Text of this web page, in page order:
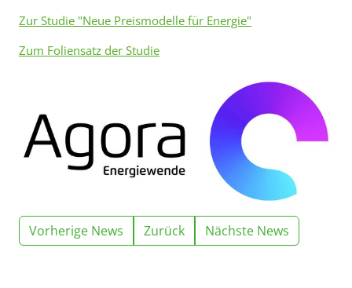
Zur Studie "Neue Preismodelle für Energie"
Zum Foliensatz der Studie
Vorherige News Zurück Nächste News